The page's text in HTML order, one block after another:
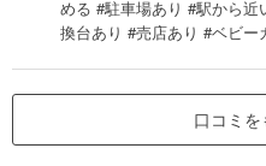
める #駐車場あり #駅から
換台あり #売店あり #ベビー
口コミ